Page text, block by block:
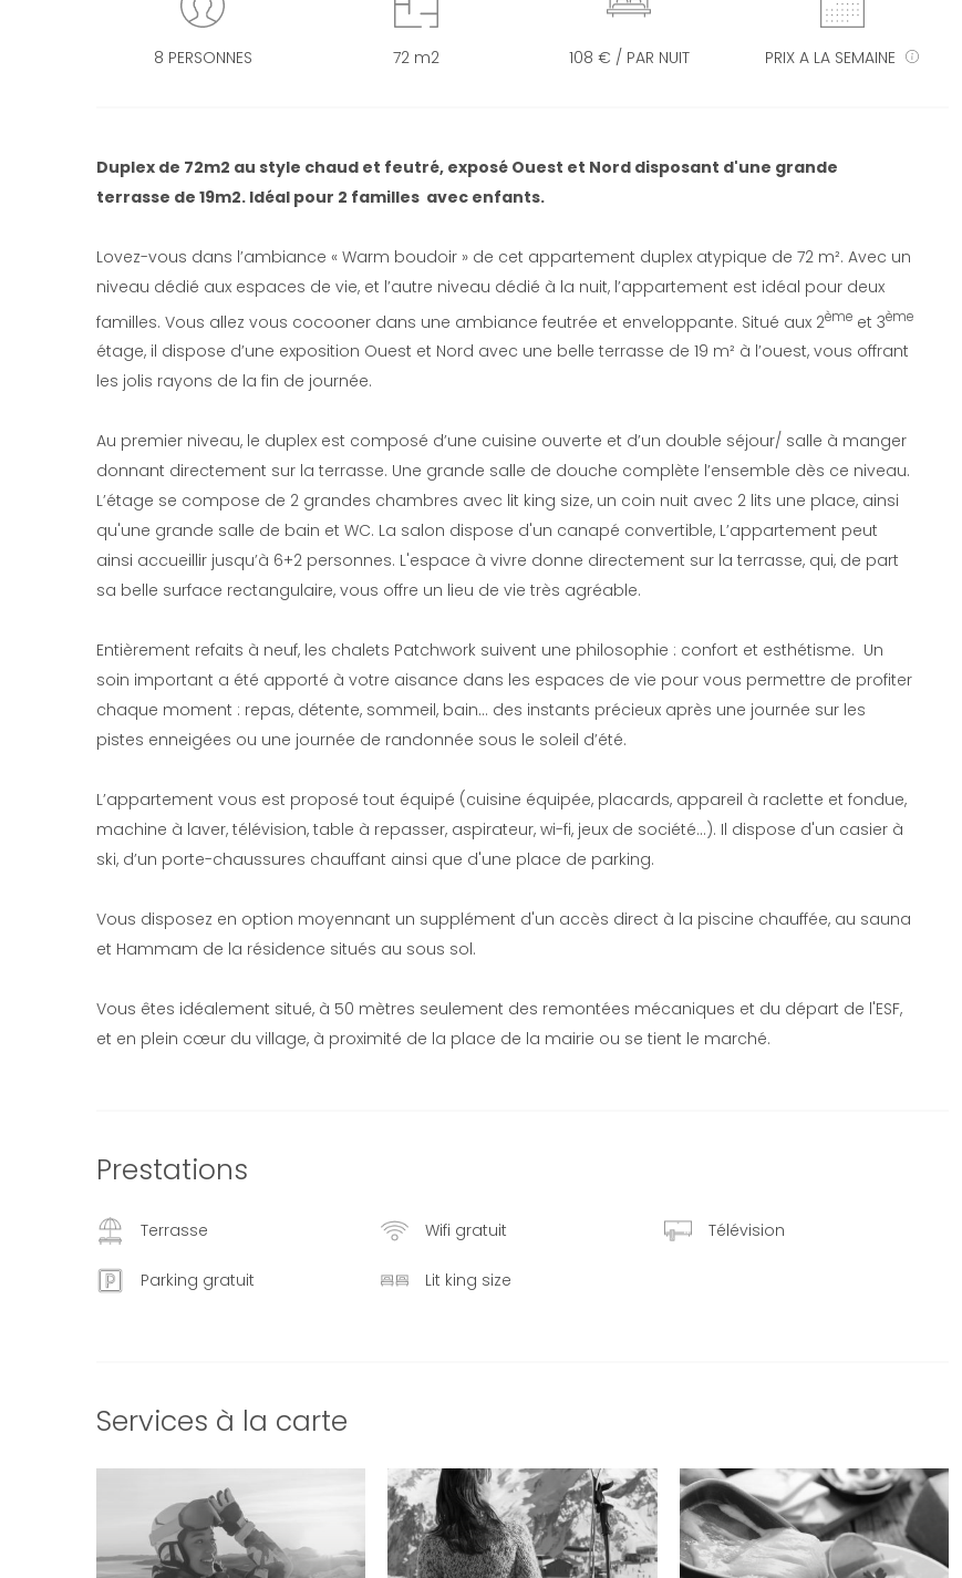
8 PERSONNES 72 m2 108 € / PAR NUIT PRIX A LA SEMAINE
Duplex de 72m2 au style chaud et feutré, exposé Ouest et Nord disposant d'une grande
terrasse de 19m2. Idéal pour 2 familles avec enfants.
Lovez-vous dans l’ambiance « Warm boudoir » de cet appartement duplex atypique de 72 m². Avec un
niveau dédié aux espaces de vie, et l’autre niveau dédié à la nuit, l’appartement est idéal pour deux
familles. Vous allez vous cocooner dans une ambiance feutrée et enveloppante. Situé aux 2ème et 3ème
étage, il dispose d’une exposition Ouest et Nord avec une belle terrasse de 19 m² à l’ouest, vous offrant
les jolis rayons de la fin de journée.
Au premier niveau, le duplex est composé d’une cuisine ouverte et d’un double séjour/ salle à manger
donnant directement sur la terrasse. Une grande salle de douche complète l’ensemble dès ce niveau.
L’étage se compose de 2 grandes chambres avec lit king size, un coin nuit avec 2 lits une place, ainsi
qu'une grande salle de bain et WC. La salon dispose d'un canapé convertible, L’appartement peut
ainsi accueillir jusqu’à 6+2 personnes. L'espace à vivre donne directement sur la terrasse, qui, de part
sa belle surface rectangulaire, vous offre un lieu de vie très agréable.
Entièrement refaits à neuf, les chalets Patchwork suivent une philosophie : confort et esthétisme. Un
soin important a été apporté à votre aisance dans les espaces de vie pour vous permettre de profiter
chaque moment : repas, détente, sommeil, bain… des instants précieux après une journée sur les
pistes enneigées ou une journée de randonnée sous le soleil d’été.
L’appartement vous est proposé tout équipé (cuisine équipée, placards, appareil à raclette et fondue,
machine à laver, télévision, table à repasser, aspirateur, wi-fi, jeux de société…). Il dispose d'un casier à
ski, d’un porte-chaussures chauffant ainsi que d'une place de parking.
Vous disposez en option moyennant un supplément d'un accès direct à la piscine chauffée, au sauna
et Hammam de la résidence situés au sous sol.
Vous êtes idéalement situé, à 50 mètres seulement des remontées mécaniques et du départ de l'ESF,
et en plein cœur du village, à proximité de la place de la mairie ou se tient le marché.
Prestations
Terrasse Wifi gratuit Télévision
Parking gratuit Lit king size
Services à la carte